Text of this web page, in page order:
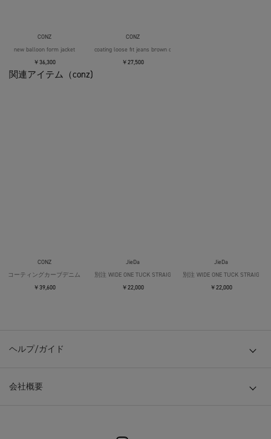
CONZ
new balloon form jacket
￥36,300
CONZ
coating loose fit jeans brown over die
￥27,500
関連アイテム（conz)
CONZ
コーティングカーブデニム
￥39,600
JieDa
別注 WIDE ONE TUCK STRAIGHT SLACKS
￥22,000
JieDa
別注 WIDE ONE TUCK STRAIGHT
￥22,000
ヘルプ/ガイド
会社概要